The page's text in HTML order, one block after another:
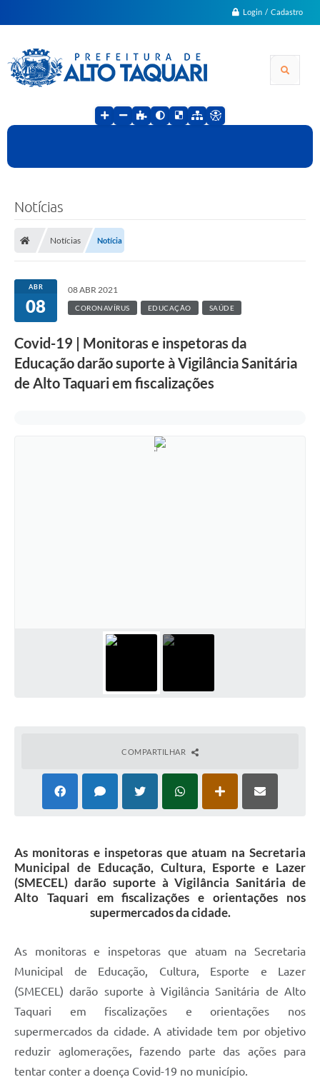
Login / Cadastro
Notícias
Notícias Notícia
ABR
08
08 ABR 2021
CORONAVÍRUS EDUCAÇÃO SAÚDE
Covid-19 | Monitoras e inspetoras da
Educação darão suporte à Vigilância Sanitária
de Alto Taquari em fiscalizações
COMPARTILHAR
As monitoras e inspetoras que atuam na Secretaria
Municipal de Educação, Cultura, Esporte e Lazer
(SMECEL) darão suporte à Vigilância Sanitária de
Alto Taquari em fiscalizações e orientações nos
supermercados da cidade.
As monitoras e inspetoras que atuam na Secretaria
Municipal de Educação, Cultura, Esporte e Lazer
(SMECEL) darão suporte à Vigilância Sanitária de Alto
Taquari em fiscalizações e orientações nos
supermercados da cidade. A atividade tem por objetivo
reduzir aglomerações, fazendo parte das ações para
tentar conter a doença Covid-19 no município.